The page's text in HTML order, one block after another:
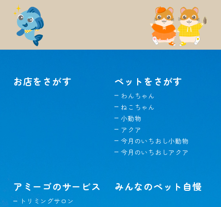
お店をさがす ペットをさがす
わんちゃん
ねこちゃん
小動物
アクア
今月のいちおし小動物
今月のいちおしアクア
アミーゴのサービス
トリミングサロン
みんなのペット自慢